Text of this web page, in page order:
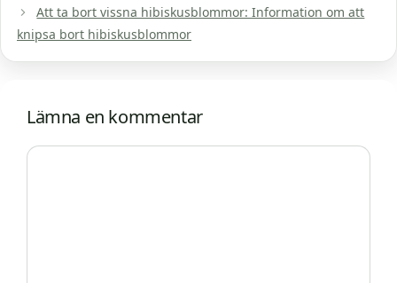
Att ta bort vissna hibiskusblommor: Information om att
knipsa bort hibiskusblommor
Lämna en kommentar
Kommentar